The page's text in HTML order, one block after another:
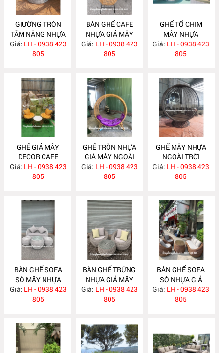
GIƯỜNG TRÒN
TẮM NẮNG NHỰA
GIẢ MÂY NH249
Giá: LH - 0938 423
805
BÀN GHẾ CAFE
NHỰA GIẢ MÂY
NH248
Giá: LH - 0938 423
805
GHẾ TỔ CHIM
MÂY NHỰA
NH247
Giá: LH - 0938 423
805
GHẾ GIẢ MÂY
DECOR CAFE
NH246
Giá: LH - 0938 423
805
GHẾ TRÒN NHỰA
GIẢ MÂY NGOÀI
TRỜI NH245
Giá: LH - 0938 423
805
GHẾ MÂY NHỰA
NGOÀI TRỜI
NH244
Giá: LH - 0938 423
805
BÀN GHẾ SOFA
SÒ MÂY NHỰA
NHỎ GỌN NH243
Giá: LH - 0938 423
805
BÀN GHẾ TRỨNG
NHỰA GIẢ MÂY
NH242
Giá: LH - 0938 423
805
BÀN GHẾ SOFA
SÒ NHỰA GIẢ
MÂY NGOÀI TRỜI
GIÁ RẺ NH240
Giá: LH - 0938 423
805